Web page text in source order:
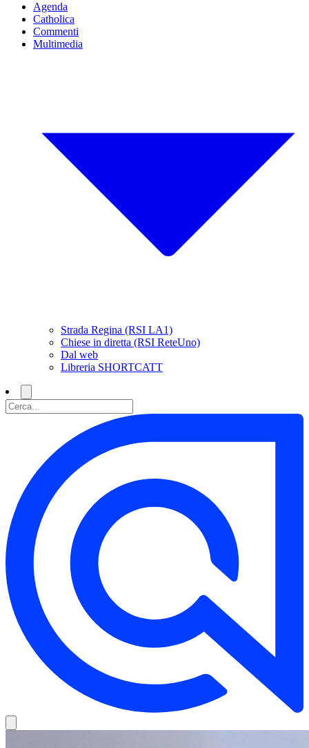
Agenda
Catholica
Commenti
Multimedia
Strada Regina (RSI LA1)
Chiese in diretta (RSI ReteUno)
Dal web
Libreria SHORTCATT